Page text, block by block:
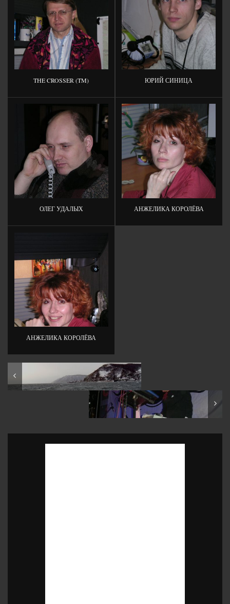
THE CROSSER (TM) ЮРИЙ СИНИЦА
ОЛЕГ УДАЛЫХ АНЖЕЛИКА КОРОЛЁВА
АНЖЕЛИКА КОРОЛЁВА
Irkutsk: ROL Road Show, day 2
Irkutsk: ROL Road Show, day 1